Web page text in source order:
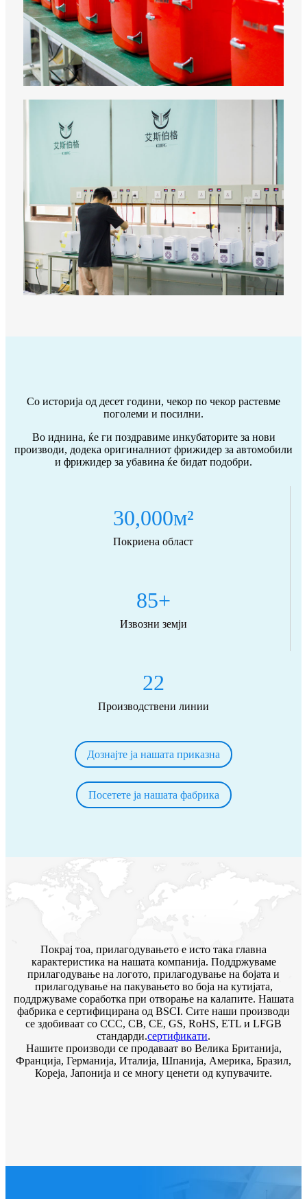
Со историја од десет години, чекор по чекор растевме
поголеми и посилни.
Во иднина, ќе ги поздравиме инкубаторите за нови
производи, додека оригиналниот фрижидер за автомобили
и фрижидер за убавина ќе бидат подобри.
30,000м²
Покриена област
85+
Извозни земји
22
Производствени линии
Дознајте ја нашата приказна
Посетете ја нашата фабрика
Покрај тоа, прилагодувањето е исто така главна
карактеристика на нашата компанија. Поддржуваме
прилагодување на логото, прилагодување на бојата и
прилагодување на пакувањето во боја на кутијата,
поддржуваме соработка при отворање на калапите. Нашата
фабрика е сертифицирана од BSCI. Сите наши производи
се здобиваат со CCC, CB, CE, GS, RoHS, ETL и LFGB
стандарди.сертификати.
Нашите производи се продаваат во Велика Британија,
Франција, Германија, Италија, Шпанија, Америка, Бразил,
Кореја, Јапонија и се многу ценети од купувачите.